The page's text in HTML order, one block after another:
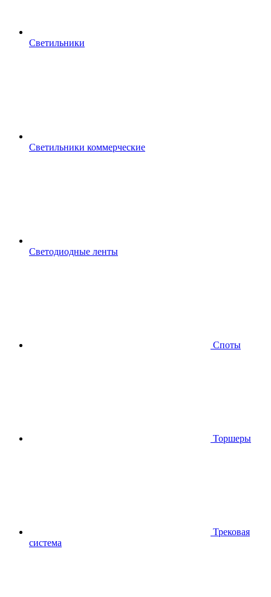
Светильники
Светильники коммерческие
Светодиодные ленты
Споты
Торшеры
Трековая
система